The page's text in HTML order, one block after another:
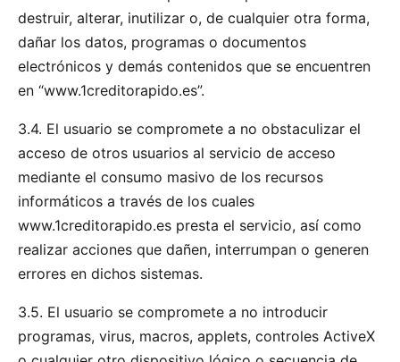
destruir, alterar, inutilizar o, de cualquier otra forma,
dañar los datos, programas o documentos
electrónicos y demás contenidos que se encuentren
en “www.1creditorapido.es”.
3.4. El usuario se compromete a no obstaculizar el
acceso de otros usuarios al servicio de acceso
mediante el consumo masivo de los recursos
informáticos a través de los cuales
www.1creditorapido.es presta el servicio, así como
realizar acciones que dañen, interrumpan o generen
errores en dichos sistemas.
3.5. El usuario se compromete a no introducir
programas, virus, macros, applets, controles ActiveX